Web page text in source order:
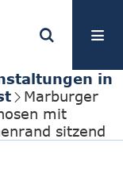
in
Marburger
mit
sitzend